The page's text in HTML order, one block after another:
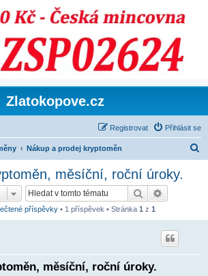
Zlatokopove.cz
Přihlásit se
Registrovat
Nákup a prodej kryptoměn
měsíční, roční úroky.
Hledat
příspěvky• 1 příspěvek • Stránka 1 z 1
měsíční, roční úroky.